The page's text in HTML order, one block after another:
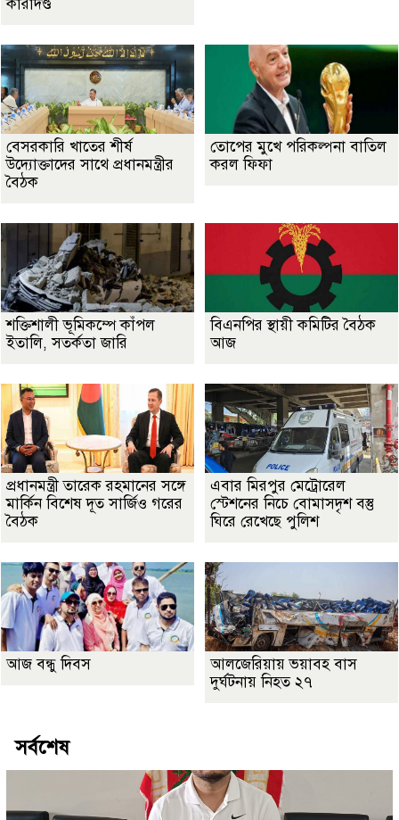
কারাদণ্ড
বেসরকারি খাতের শীর্ষ
উদ্যোক্তাদের সাথে প্রধানমন্ত্রীর
বৈঠক
তোপের মুখে পরিকল্পনা বাতিল
করল ফিফা
শক্তিশালী ভূমিকম্পে কাঁপল
ইতালি, সতর্কতা জারি
বিএনপির স্থায়ী কমিটির বৈঠক
আজ
প্রধানমন্ত্রী তারেক রহমানের সঙ্গে
মার্কিন বিশেষ দূত সার্জিও গরের
বৈঠক
এবার মিরপুর মেট্রোরেল
স্টেশনের নিচে বোমাসদৃশ বস্তু
ঘিরে রেখেছে পুলিশ
আজ বন্ধু দিবস
আলজেরিয়ায় ভয়াবহ বাস
দুর্ঘটনায় নিহত ২৭
সর্বশেষ